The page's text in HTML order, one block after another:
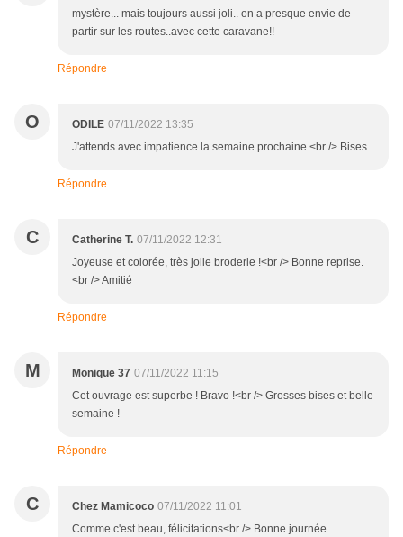
mystère... mais toujours aussi joli.. on a presque envie de
partir sur les routes..avec cette caravane!!
Répondre
O ODILE 07/11/2022 13:35
J'attends avec impatience la semaine prochaine.<br /> Bises
Répondre
C Catherine T. 07/11/2022 12:31
Joyeuse et colorée, très jolie broderie !<br /> Bonne reprise.
<br /> Amitié
Répondre
M Monique 37 07/11/2022 11:15
Cet ouvrage est superbe ! Bravo !<br /> Grosses bises et belle
semaine !
Répondre
C Chez Mamicoco 07/11/2022 11:01
Comme c'est beau, félicitations<br /> Bonne journée